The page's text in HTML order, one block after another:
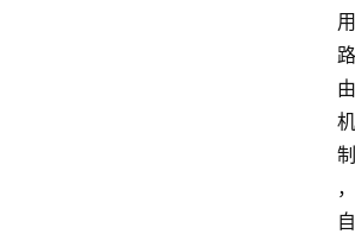
用
路
由
机
制
，
自